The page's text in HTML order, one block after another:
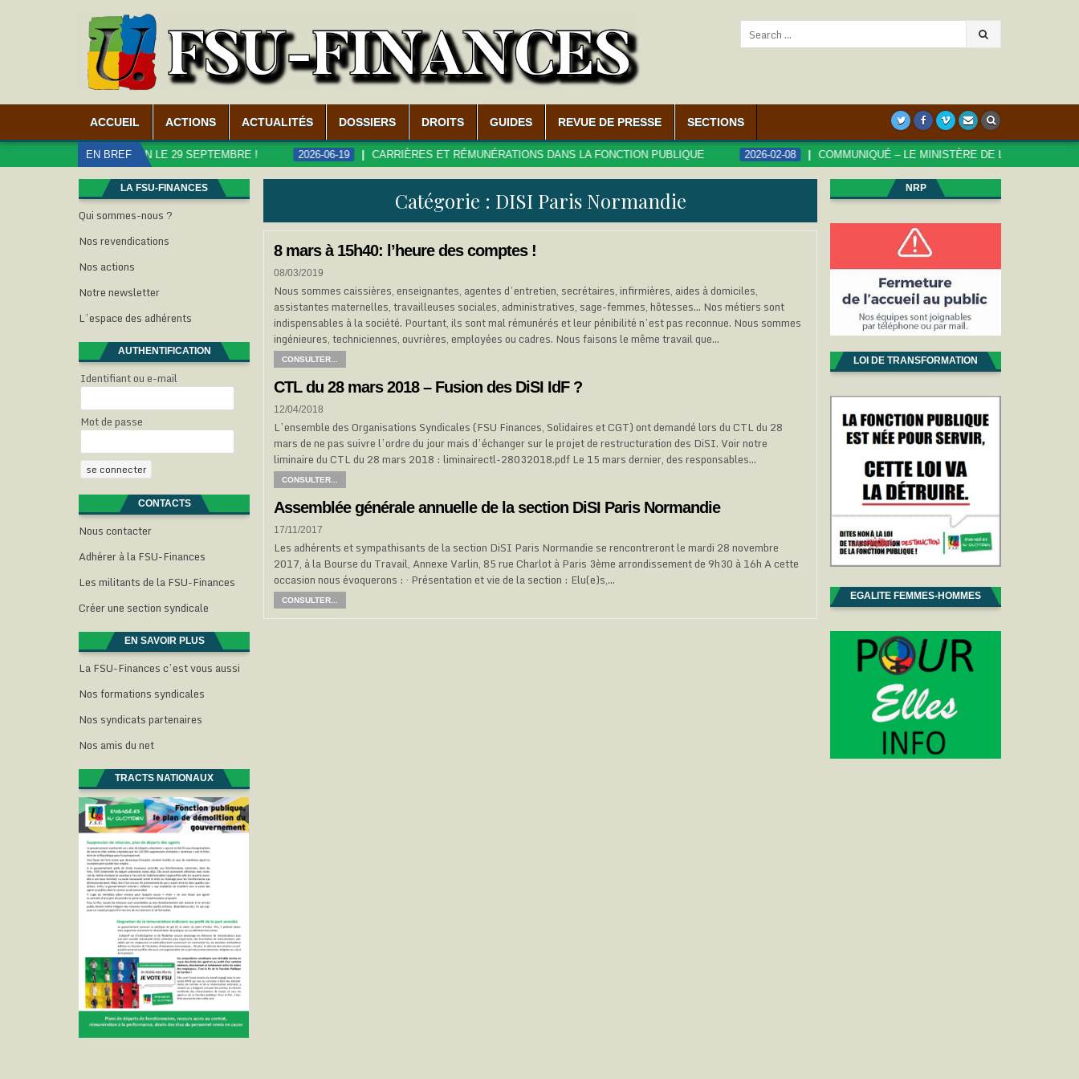
Search
for:
ACCUEIL ACTIONS ACTUALITÉS DOSSIERS DROITS GUIDES REVUE DE PRESSE SECTIONS
EN BREF
MOBILISATION LE 29 SEPTEMBRE ! 2026-06-19 CARRIÈRES ET RÉMUNÉRATIONS DANS LA FONCTION PUBLIQUE 2026-02-08 COMMUNIQUÉ – LE MINISTÈRE DE LA FONCTION
Catégorie : DISI Paris Normandie
8 mars à 15h40: l’heure des comptes !
08/03/2019
Nous sommes caissières, enseignantes, agentes d’entretien, secrétaires, infirmières, aides à domiciles,
assistantes maternelles, travailleuses sociales, administratives, sage-femmes, hôtesses… Nos métiers sont
indispensables à la société. Pourtant, ils sont mal rémunérés et leur pénibilité n’est pas reconnue. Nous sommes
ingénieures, techniciennes, ouvrières, employées ou cadres. Nous faisons le même travail que…
CONSULTER...
CTL du 28 mars 2018 – Fusion des DiSI IdF ?
12/04/2018
L’ensemble des Organisations Syndicales (FSU Finances, Solidaires et CGT) ont demandé lors du CTL du 28
mars de ne pas suivre l’ordre du jour mais d’échanger sur le projet de restructuration des DiSI. Voir notre
liminaire du CTL du 28 mars 2018 : liminairectl-28032018.pdf Le 15 mars dernier, des responsables…
CONSULTER...
Assemblée générale annuelle de la section DiSI Paris Normandie
17/11/2017
Les adhérents et sympathisants de la section DiSI Paris Normandie se rencontreront le mardi 28 novembre
2017, à la Bourse du Travail, Annexe Varlin, 85 rue Charlot à Paris 3ème arrondissement de 9h30 à 16h A cette
occasion nous évoquerons : · Présentation et vie de la section : Elu(e)s,…
CONSULTER...
LA FSU-FINANCES
Qui sommes-nous ?
Nos revendications
Nos actions
Notre newsletter
L’espace des adhérents
AUTHENTIFICATION
Identifiant ou e-mail
Mot de passe
CONTACTS
Nous contacter
Adhérer à la FSU-Finances
Les militants de la FSU-Finances
Créer une section syndicale
EN SAVOIR PLUS
La FSU-Finances c’est vous aussi
Nos formations syndicales
Nos syndicats partenaires
Nos amis du net
TRACTS NATIONAUX
NRP
LOI DE TRANSFORMATION
EGALITE FEMMES-HOMMES